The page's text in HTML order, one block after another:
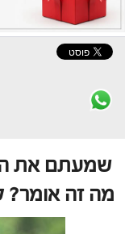
שמעתם את
מה זה אומר?